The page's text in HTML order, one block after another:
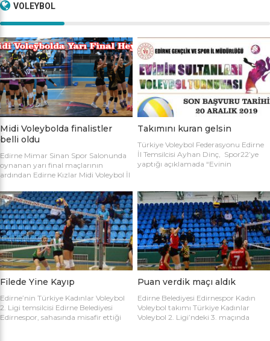
VOLEYBOL
Midi Voleybolda finalistler
belli oldu
Edirne Mimar Sinan Spor Salonunda
oynanan yarı final maçlarının
ardından Edirne Kızlar Midi Voleybol İl
oynamaya hak kazanan takımlar
belirlendi. İlk oynanan yarı final
maçında Atletik Trakya takımını 25-
17, 25-7 ve 25-20’lik setlerle 3-0
mağlup eden Keşan Yıldızı takımı
finale adını ilk yazdıran takım oldu.
Oynanan ikinci maçta Avrupa
Yıldızları ile Kırcasalih […]
Takımını kuran gelsin
Türkiye Voleybol Federasyonu Edirne
İl Temsilcisi Ayhan Dinç, Spor22’ye
yaptığı açıklamada “Evinin
Temsilciliği olarak “Evinin Sultanları”
ismiyle Kadın Voleybol Turnuvası
organize ediliyor. 18 yaşını doldurmuş
tüm kadınların katılımına açık olan
turnuvaya katılım için takım
kaptanlarının sporcu listesini sağlık
raporlarıyla(sağlık ocağından
alınması yeterli) birlikte Gençlik Spor
İl […]
Filede Yine Kayıp
Edirne’nin Türkiye Kadınlar Voleybol
2. Ligi temsilcisi Edirne Belediyesi
Edirnespor, sahasında misafir ettiği
Puan verdik maçı aldık
Edirne Belediyesi Edirnespor Kadın
Voleybol takımı Türkiye Kadınlar
Voleybol 2. Ligi’ndeki 3. maçında